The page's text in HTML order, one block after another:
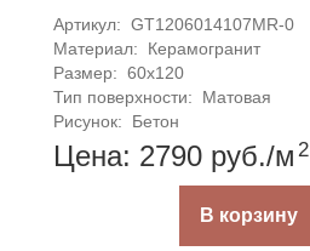
Артикул: GT1206014107MR-0
Материал:
Керамогранит
Размер: 60x120
Тип поверхности:
Матовая
Рисунок:
Бетон
Цена: 2790 руб./м 2
В корзину